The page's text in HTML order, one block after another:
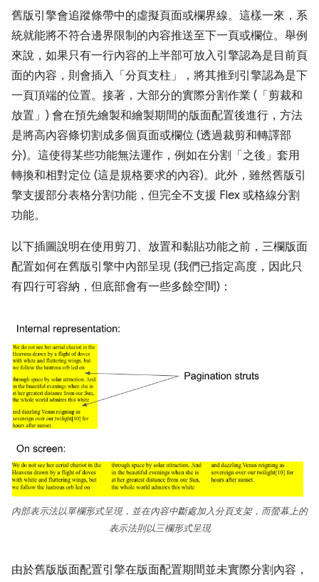
舊版引擎會追蹤條帶中的虛擬頁面或欄界線。這樣一來，系
統就能將不符合邊界限制的內容推送至下一頁或欄位。舉例
來說，如果只有一行內容的上半部可放入引擎認為是目前頁
面的內容，則會插入「分頁支柱」，將其推到引擎認為是下
一頁頂端的位置。接著，大部分的實際分割作業 (「剪裁和
放置」) 會在預先繪製和繪製期間的版面配置後進行，方法
是將高內容條切割成多個頁面或欄位 (透過裁剪和轉譯部
分)。這使得某些功能無法運作，例如在分割「之後」 套用
轉換和相對定位 (這是規格要求的內容)。此外，雖然舊版引
擎支援部分表格分割功能，但完全不支援 Flex 或格線分割
功能。
以下插圖說明在使用剪刀、放置和黏貼功能之前，三欄版面
配置如何在舊版引擎中內部呈現 (我們已指定高度，因此只
有四行可容納，但底部會有一些多餘空間)：
內部表示法以單欄形式呈現，並在內容中斷處加入分頁支架，而螢幕上的
表示法則以三欄形式呈現
由於舊版版面配置引擎在版面配置期間並未實際分割內容，